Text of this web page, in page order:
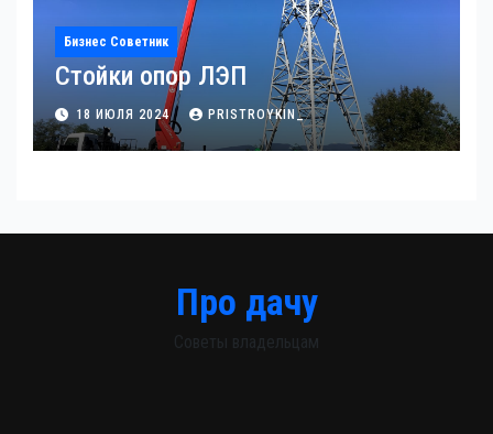
Бизнес Советник
Стойки опор ЛЭП
18 ИЮЛЯ 2024 PRISTROYKIN_
Про дачу
Советы владельцам